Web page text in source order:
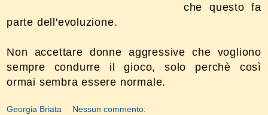
che questo fa
parte dell'evoluzione.
Non accettare donne aggressive che vogliono
sempre condurre il gioco, solo perchè così
ormai sembra essere normale.
Georgia Briata Nessun commento: